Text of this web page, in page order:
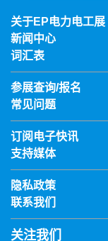
关于EP电力电工展
新闻中心
词汇表
参展查询/报名
常见问题
订阅电子快讯
支持媒体
隐私政策
联系我们
关注我们